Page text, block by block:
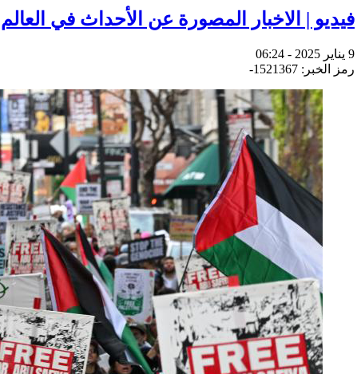
فيديو | الاخبار المصورة عن الأحداث في العالم
9 يناير 2025 - 06:24
رمز الخبر: 1521367-